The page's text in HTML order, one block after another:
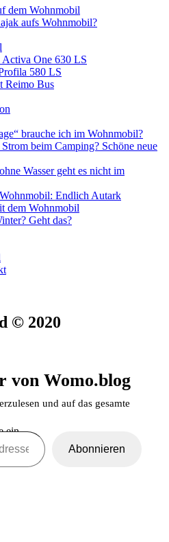
dem Wohnmobil
aufs Wohnmobil?
One 630 LS
580 LS
Reimo Bus
brauche ich im Wohnmobil?
beim Camping? Schöne neue
Wasser geht es nicht im
Endlich Autark
dem Wohnmobil
Geht das?
© 2020
von Womo.blog
und auf das gesamte
ein ...
Abonnieren